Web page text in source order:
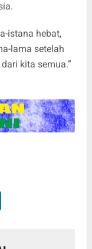
istana hebat,
lama setelah
kita semua.”